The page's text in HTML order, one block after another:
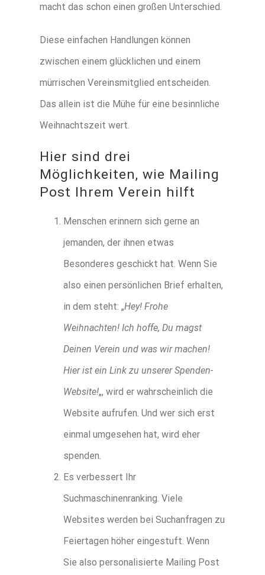
macht das schon einen großen Unterschied.
Diese einfachen Handlungen können
zwischen einem glücklichen und einem
mürrischen Vereinsmitglied entscheiden.
Das allein ist die Mühe für eine besinnliche
Weihnachtszeit wert.
Hier sind drei
Möglichkeiten, wie Mailing
Post Ihrem Verein hilft
Menschen erinnern sich gerne an
jemanden, der ihnen etwas
Besonderes geschickt hat. Wenn Sie
also einen persönlichen Brief erhalten,
in dem steht: „Hey! Frohe
Weihnachten! Ich hoffe, Du magst
Deinen Verein und was wir machen!
Hier ist ein Link zu unserer Spenden-
Website!„, wird er wahrscheinlich die
Website aufrufen. Und wer sich erst
einmal umgesehen hat, wird eher
spenden.
Es verbessert Ihr
Suchmaschinenranking. Viele
Websites werden bei Suchanfragen zu
Feiertagen höher eingestuft. Wenn
Sie also personalisierte Mailing Post